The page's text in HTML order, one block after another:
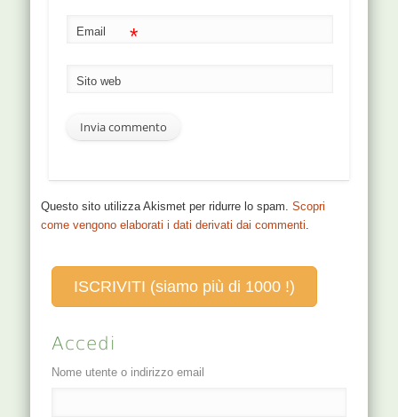
Email *
Sito web
Questo sito utilizza Akismet per ridurre lo spam.Scopri
come vengono elaborati i dati derivati dai commenti.
ISCRIVITI (siamo più di 1000 !)
Accedi
Nome utente o indirizzo email